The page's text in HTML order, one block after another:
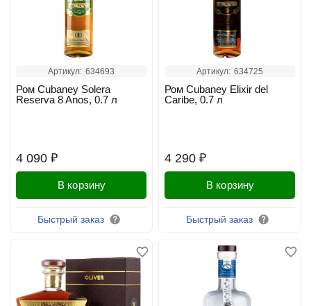
Артикул: 634693
4 090 ₽
Ром Cubaney Solera
Reserva 8 Anos, 0.7 л
В корзину
Быстрый заказ
Артикул: 634725
4 290 ₽
Ром Cubaney Elixir del
Caribe, 0.7 л
В корзину
Быстрый заказ